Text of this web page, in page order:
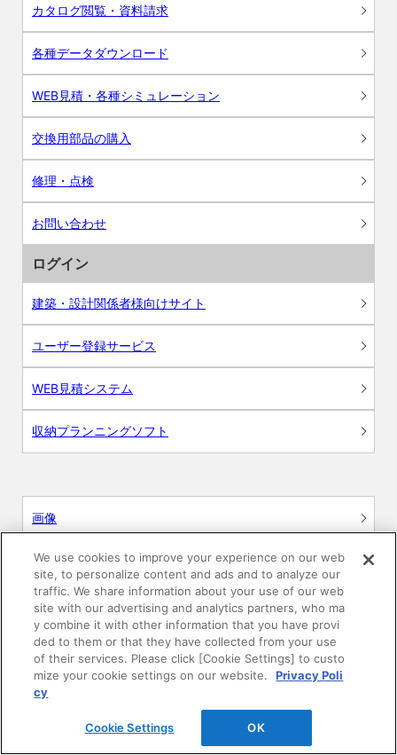
カタログ閲覧・資料請求
各種データダウンロード
WEB見積・各種シミュレーション
交換用部品の購入
修理・点検
お問い合わせ
ログイン
建築・設計関係者様向けサイト
ユーザー登録サービス
WEB見積システム
収納プランニングソフト
画像
CAD
BIM用テクスチャー
図面（PDF）
申請関係認定書類
施工・取扱説明書
We use cookies to improve your experience on our web
site, to personalize content and ads and to analyze our
traffic. We share information about your use of our web
site with our advertising and analytics partners, who ma
y combine it with other information that you have provi
ded to them or that they have collected from your use
of their services. Please click [Cookie Settings] to custo
mize your cookie settings on our website.
Privacy Poli
cy
Cookie Settings OK